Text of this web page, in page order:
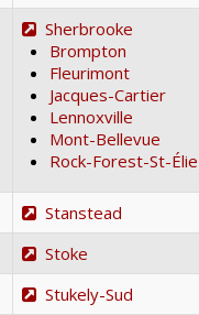
Sherbrooke
Brompton
Fleurimont
Jacques-Cartier
Lennoxville
Mont-Bellevue
Rock-Forest-St-
Stanstead
Stoke
Stukely-Sud